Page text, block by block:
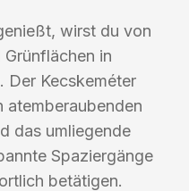
wirst du von
in
Der Kecskeméter
atemberaubenden
das umliegende
Spaziergänge
betätigen.